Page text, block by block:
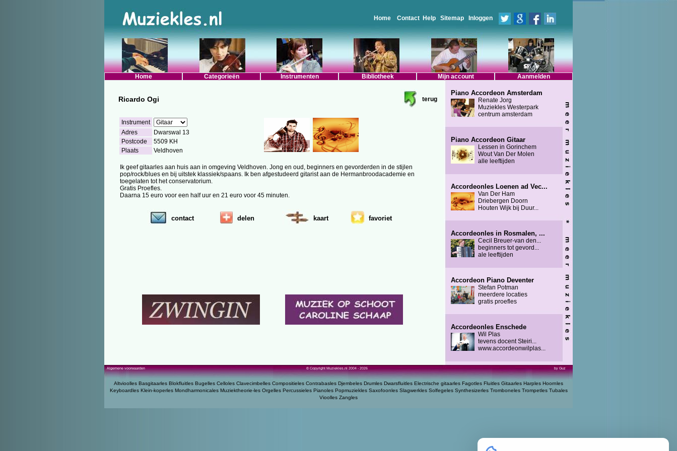
Home Contact Help Sitemap Inloggen
Home Categorieën Instrumenten Bibliotheek Mijn account Aanmelden
Ricardo Ogi terug
Instrument
Adres
Dwarswal 13
Postcode
5509 KH
Plaats
Veldhoven
Ik geef gitaarles aan huis aan in omgeving Veldhoven. Jong en oud, beginners en gevorderden in de stijlen
pop/rock/blues en bij uitstek klassiek/spaans. Ik ben afgestudeerd gitarist aan de Hermanbroodacademie en
toegelaten tot het conservatorium.
Gratis Proefles.
Daarna 15 euro voor een half uur en 21 euro voor 45 minuten.
contact delen kaart favoriet
Piano Accordeon Amsterdam
Renate Jorg
Muziekles Westerpark
centrum amsterdam
Piano Accordeon Gitaar
Lessen in Gorinchem
Wout Van Der Molen
alle leeftijden
Accordeonles Loenen ad Vec...
Van Der Ham
Driebergen Doorn
Houten Wijk bij Duur...
Accordeonles in Rosmalen, ...
Cecil Breuer-van den...
beginners tot gevord...
ale leeftijden
Accordeon Piano Deventer
Stefan Potman
meerdere locaties
gratis proefles
Accordeonles Enschede
Wil Plas
tevens docent Steiri...
www.accordeonwilplas...
Algemene voorwaarden © Copyright Muziekles.nl 2004 - 2026 by Guz
Altvioolles Basgitaarles Blokfluitles Bugelles Celloles Clavecimbelles Compositieles Contrabasles Djembeles Drumles Dwarsfluitles Electrische gitaarles Fagotles Fluitles Gitaarles Harples Hoornles
Keyboardles Klein-koperles Mondharmonicales Muziektheorie-les Orgelles Percussieles Pianoles Popmuziekles Saxofoonles Slagwerkles Solfegeles Synthesizerles Tromboneles Trompetles Tubales
Vioolles Zangles